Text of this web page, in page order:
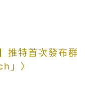
推特首次發布群
」〉